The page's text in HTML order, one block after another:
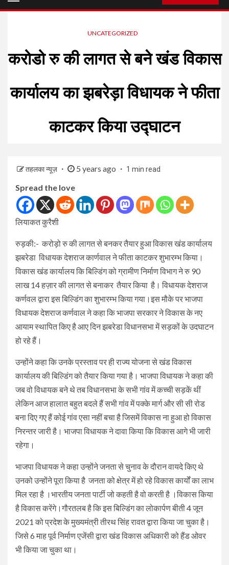
UNCATEGORIZED
करोडो रु की लागत से बने खंड विकास
कार्यालय का झबरेड़ा विधायक ने फीता
काटकर किया उद्घाटन
तहलका न्यूज़ 5 years ago 1 min read
Spread the love
लियाकत कुरैशी
रुड़की:- करोड़ो रु की लागत से बनकर तैयार हुआ विकास खंड कार्यालय
झबरेडा विधायक देशराज कार्णवाल ने फीता काटकर शुभारम्भ किया।
विकास खंड कार्यालय कि बिल्डिंग को ग्रामीण निर्माण विभाग ने रु 90
लाख 14 हज़ार की लागत से बनाकर तैयार किया है। विधायक देशराज
कर्णवल द्वारा इस बिल्डिंग का शुभारम्भ किया गया।इस मौके पर भाजपा
विधायक देशराज कर्णवाल ने कहा कि भाजपा सरकार ने विकास के नए
आयाम स्थापित किए है आए दिन झबरेडा विधानसभा में सड़कों के उदघाटन
हो रहे हैं।
उन्होंने कहा कि उनके प्रस्ताव पर ही राज्य योजना से खंड विकास
कार्यालय की बिल्डिंग को तैयार किया गया है। भाजपा विधायक ने कहा की
जब वो विधायक बने थे तब विधानसभा के सभी गांव में कच्ची सड़कें थीं
लेकिन आज हालात बहुत बदले हैं सभी गांव में पक्के मार्ग और सी सी रोड
बना दिए गए हैं कोई गांव एसा नहीं बचा है जिसमें विकास ना हुआ हो विकास
निरन्तर जारी है। भाजपा विधायक ने दावा किया कि विकास आगे भी जारी
रहेगा।
भाजपा विधायक ने कहा उन्होंने जनता से चुनाव के दौरान वायदे किए थे
उनको उन्होंने पूरा किया है जनता को क्षेत्र में हो रहे विकास कार्यों का लाभ
मिल रहा है ।भारतीय जनता पार्टी जो कहती है वो करती है ।विकास किया
है विकास करेंगे।गौरतलब है कि इस बिल्डिंग का लोकार्पण बीती 4 जून
2021 को प्रदेश के मुख्यमंत्री तीरथ सिंह रावत द्वारा किया जा चुका है।
जिसे 6 माह पूर्व निर्माण एजेंसी द्वारा खंड विकास अधिकारी को हैंड ओवर
भी किया जा चुका था।